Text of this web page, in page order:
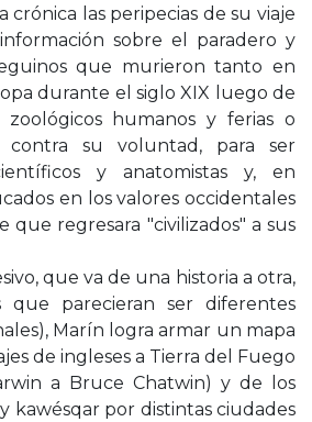
crónica las peripecias de su viaje
sobre el paradero y
que murieron tanto en
durante el siglo XIX luego de
humanos y ferias o
contra su voluntad, para ser
y anatomistas y, en
en los valores occidentales
que regresara "civilizados" a sus
que va de una historia a otra,
que parecieran ser diferentes
Marín logra armar un mapa
de ingleses a Tierra del Fuego
a Bruce Chatwin) y de los
kawésqar por distintas ciudades